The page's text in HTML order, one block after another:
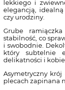
lekkiego i
elegancją,
czy urodziny.
Grube
stabilność, co
i swobodnie.
który subtelnie
delikatności i
Asymetryczny
plecach zapinana